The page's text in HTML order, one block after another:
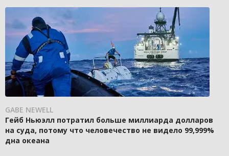
GABE NEWELL
Гейб Ньюэлл потратил больше миллиарда долларов
на суда, потому что человечество не видело 99,999%
дна океана